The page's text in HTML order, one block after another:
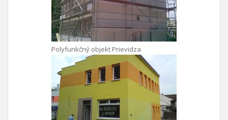
Polyfunkčný objekt Prievidza